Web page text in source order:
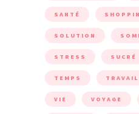
SANTÉ
SOLUTION
STRESS SUCRÉ
TEMPS TRAVAIL
VIE VOYAGE